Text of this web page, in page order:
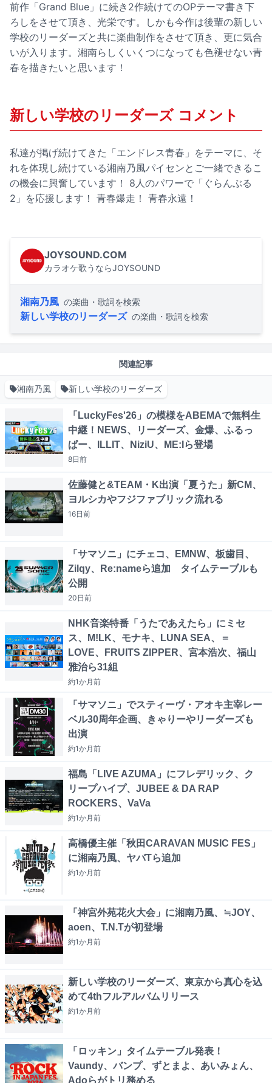
前作「Grand Blue」に続き2作続けてのOPテーマ書き下
ろしをさせて頂き、光栄です。しかも今作は後輩の新しい
学校のリーダーズと共に楽曲制作をさせて頂き、更に気合
いが入ります。湘南らしくいくつになっても色褪せない青
春を描きたいと思います！
新しい学校のリーダーズ コメント
私達が掲げ続けてきた「エンドレス青春」をテーマに、そ
れを体現し続けている湘南乃風パイセンとご一緒できるこ
の機会に興奮しています！ 8人のパワーで「ぐらんぶる
2」を応援します！ 青春爆走！ 青春永遠！
JOYSOUND.COM
カラオケ歌うならJOYSOUND
湘南乃風 の楽曲・歌詞を検索
新しい学校のリーダーズ の楽曲・歌詞を検索
関連記事
湘南乃風 新しい学校のリーダーズ
「LuckyFes'26」の模様をABEMAで無料生
中継！NEWS、リーダーズ、金爆、ふるっ
ぱー、ILLIT、NiziU、ME:Iら登場
8日前
佐藤健と&TEAM・K出演「夏うた」新CM、
ヨルシカやフジファブリック流れる
16日前
「サマソニ」にチェコ、EMNW、板歯目、
Zilqy、Re:nameら追加 タイムテーブルも
公開
20日前
NHK音楽特番「うたであえたら」にミセ
ス、M!LK、モナキ、LUNA SEA、＝
LOVE、FRUITS ZIPPER、宮本浩次、福山
雅治ら31組
約1か月前
「サマソニ」でスティーヴ・アオキ主宰レー
ベル30周年企画、きゃりーやリーダーズも
出演
約1か月前
福島「LIVE AZUMA」にフレデリック、ク
リープハイプ、JUBEE & DA RAP
ROCKERS、VaVa
約1か月前
高橋優主催「秋田CARAVAN MUSIC FES」
に湘南乃風、ヤバTら追加
約1か月前
「神宮外苑花火大会」に湘南乃風、≒JOY、
aoen、T.N.Tが初登場
約1か月前
新しい学校のリーダーズ、東京から真心を込
めて4thフルアルバムリリース
約1か月前
「ロッキン」タイムテーブル発表！
Vaundy、バンプ、ずとまよ、あいみょん、
Adoらがトリ務める